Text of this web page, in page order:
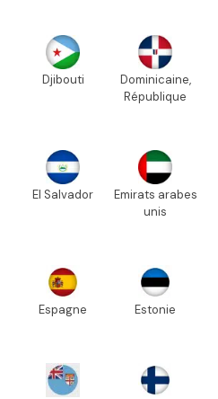
Djibouti
Dominicaine,
République
El Salvador
Emirats arabes
unis
Espagne Estonie